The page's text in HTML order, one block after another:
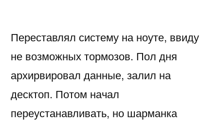
Переставлял систему на ноуте, ввиду
не возможных тормозов. Пол дня
архирвировал данные, залил на
десктоп. Потом начал
переустанавливать, но шарманка